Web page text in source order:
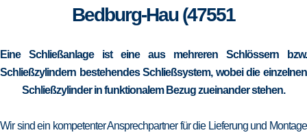
Bedburg-Hau (47551
Eine Schließanlage ist eine aus mehreren Schlössern bzw.
Schließzylindern bestehendes Schließsystem, wobei die einzelnen
Schließzylinder in funktionalem Bezug zueinander stehen.
Wir sind ein kompetenter Ansprechpartner für die Lieferung und Montage